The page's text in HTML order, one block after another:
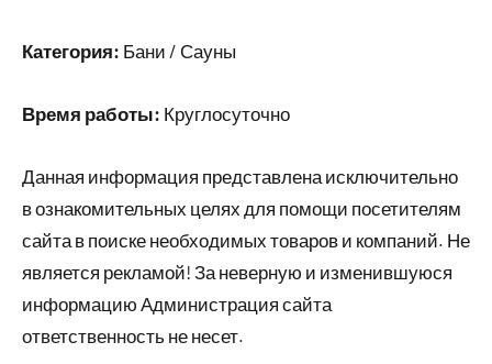
Категория: Бани / Сауны
Время работы: Круглосуточно
Данная информация представлена исключительно
в ознакомительных целях для помощи посетителям
сайта в поиске необходимых товаров и компаний. Не
является рекламой! За неверную и изменившуюся
информацию Администрация сайта
ответственность не несет.